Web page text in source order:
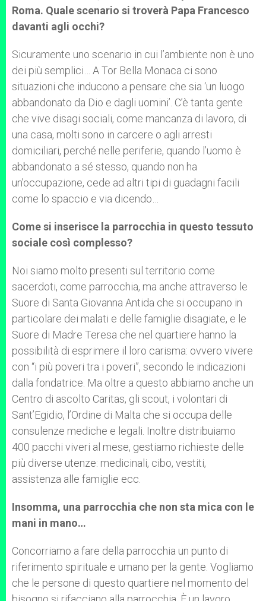
Roma. Quale scenario si troverà Papa Francesco
davanti agli occhi?
Sicuramente uno scenario in cui l’ambiente non è uno
dei più semplici… A Tor Bella Monaca ci sono
situazioni che inducono a pensare che sia ‘un luogo
abbandonato da Dio e dagli uomini’. C’è tanta gente
che vive disagi sociali, come mancanza di lavoro, di
una casa, molti sono in carcere o agli arresti
domiciliari, perché nelle periferie, quando l’uomo è
abbandonato a sé stesso, quando non ha
un’occupazione, cede ad altri tipi di guadagni facili
come lo spaccio e via dicendo…
Come si inserisce la parrocchia in questo tessuto
sociale così complesso?
Noi siamo molto presenti sul territorio come
sacerdoti, come parrocchia, ma anche attraverso le
Suore di Santa Giovanna Antida che si occupano in
particolare dei malati e delle famiglie disagiate, e le
Suore di Madre Teresa che nel quartiere hanno la
possibilità di esprimere il loro carisma: ovvero vivere
con “i più poveri tra i poveri”, secondo le indicazioni
dalla fondatrice. Ma oltre a questo abbiamo anche un
Centro di ascolto Caritas, gli scout, i volontari di
Sant’Egidio, l’Ordine di Malta che si occupa delle
consulenze mediche e legali. Inoltre distribuiamo
400 pacchi viveri al mese, gestiamo richieste delle
più diverse utenze: medicinali, cibo, vestiti,
assistenza alle famiglie ecc.
Insomma, una parrocchia che non sta mica con le
mani in mano…
Concorriamo a fare della parrocchia un punto di
riferimento spirituale e umano per la gente. Vogliamo
che le persone di questo quartiere nel momento del